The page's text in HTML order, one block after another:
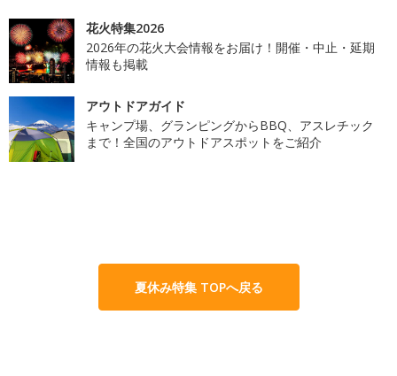
花火特集2026
2026年の花火大会情報をお届け！開催・中止・延期
情報も掲載
アウトドアガイド
キャンプ場、グランピングからBBQ、アスレチック
まで！全国のアウトドアスポットをご紹介
夏休み特集 TOPへ戻る